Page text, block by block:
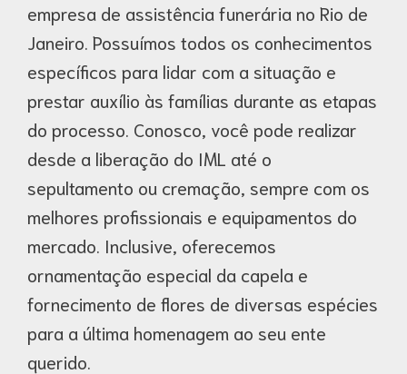
empresa de assistência funerária no Rio de
Janeiro. Possuímos todos os conhecimentos
específicos para lidar com a situação e
prestar auxílio às famílias durante as etapas
do processo. Conosco, você pode realizar
desde a liberação do IML até o
sepultamento ou cremação, sempre com os
melhores profissionais e equipamentos do
mercado. Inclusive, oferecemos
ornamentação especial da capela e
fornecimento de flores de diversas espécies
para a última homenagem ao seu ente
querido.